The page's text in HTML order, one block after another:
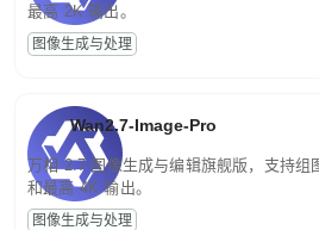
最高 2K 输出。
图像生成与处理
Wan2.7-Image-Pro
万相 2.7 图像生成与编辑旗舰版，支持组
和最高 4K 输出。
图像生成与处理